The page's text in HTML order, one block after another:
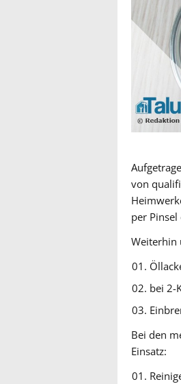
von
per
Weiterhin
bei 2-
Bei den
Einsatz: